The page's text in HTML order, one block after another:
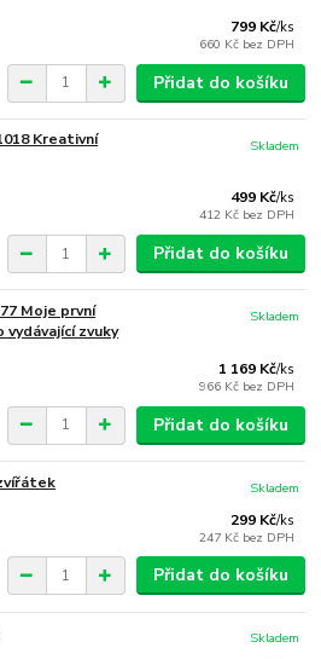
799 Kč/ks
660 Kč bez DPH
Přidat do košíku
Kreativní
499 Kč/ks
412 Kč bez DPH
Skladem
Přidat do košíku
Moje první
zvuky
1 169 Kč/ks
966 Kč bez DPH
Skladem
Přidat do košíku
299 Kč/ks
247 Kč bez DPH
Skladem
Přidat do košíku
Skladem